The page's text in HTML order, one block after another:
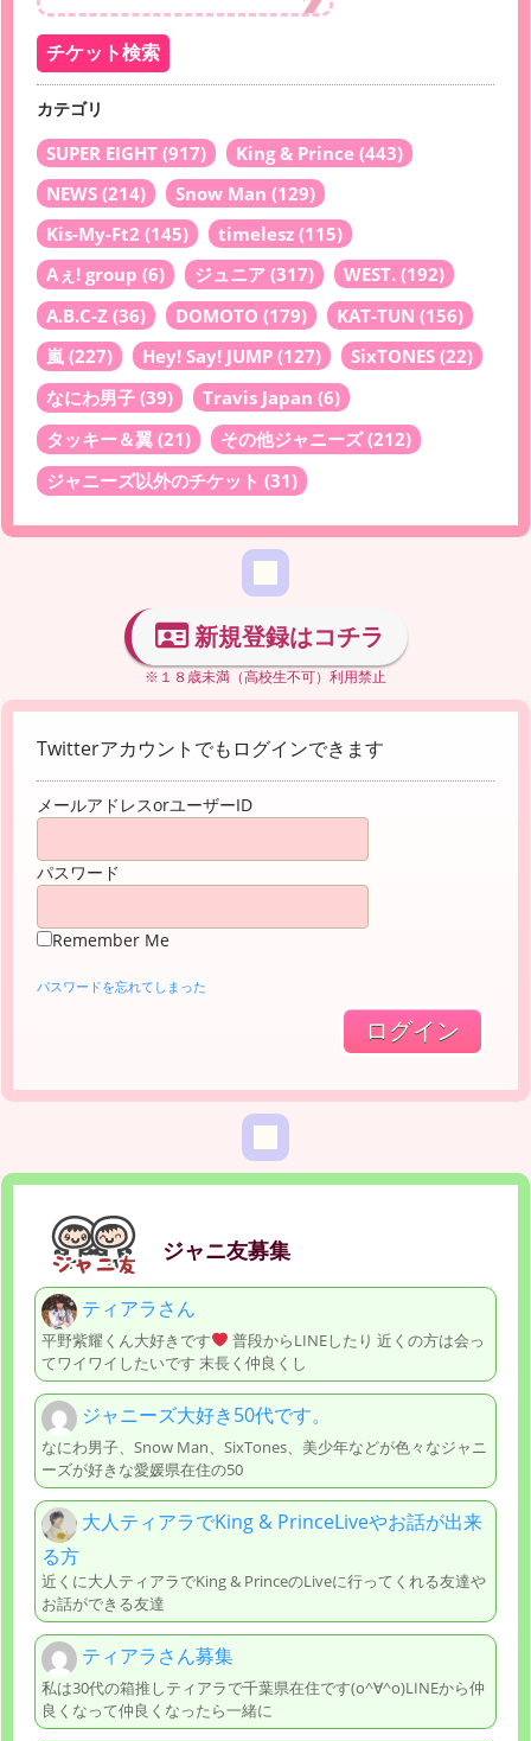
カテゴリ
SUPER EIGHT (917) King & Prince (443)
NEWS (214) Snow Man (129)
Kis-My-Ft2 (145) timelesz (115)
Aぇ! group (6) ジュニア (317) WEST. (192)
A.B.C-Z (36) DOMOTO (179) KAT-TUN (156)
嵐 (227) Hey! Say! JUMP (127) SixTONES (22)
なにわ男子 (39) Travis Japan (6)
タッキー＆翼 (21) その他ジャニーズ(212)
ジャニーズ以外のチケット (31)
新規登録はコチラ
※１８歳未満（高校生不可）利用禁止
Twitterアカウントでもログインできます
メールアドレスorユーザーID
パスワード
Remember Me
パスワードを忘れてしまった
ジャニ友募集
ティアラさん
平野紫耀くん大好きです
普段からLINEしたり 近くの方は会っ
てワイワイしたいです 末長く仲良くし
ジャニーズ大好き50代です。
なにわ男子、Snow Man、SixTones、美少年などが色々なジャニ
ーズが好きな愛媛県在住の50
大人ティアラでKing & PrinceLiveやお話が出来
る方
近くに大人ティアラでKing & PrinceのLiveに行ってくれる友達や
お話ができる友達
ティアラさん募集
私は30代の箱推しティアラで千葉県在住です(o^∀^o)LINEから仲
良くなって仲良くなったら一緒に